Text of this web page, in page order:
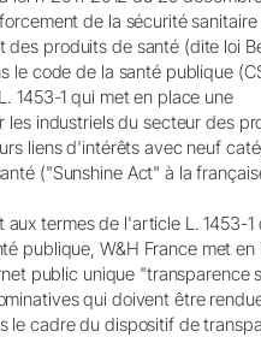
créées ou modifiées à l’aide
Les contenus
par un symbole IA.
Imprimer page
de la sécurité
des produits de santé (dite loi
le code de la santé publique
1453-1 qui met en place une
les industriels du secteur des
liens d'intérêts avec neuf
("Sunshine Act" à la
aux termes de l'article L. 1453-1
publique, W&H France met en
public unique "transparence
qui doivent être
le cadre du dispositif de